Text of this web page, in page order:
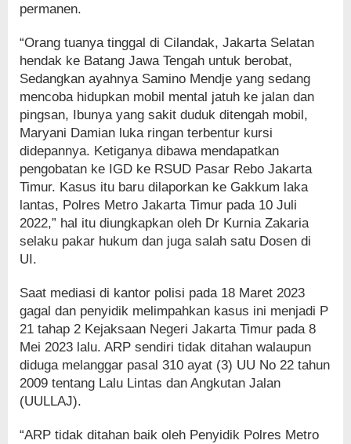
permanen.
“Orang tuanya tinggal di Cilandak, Jakarta Selatan
hendak ke Batang Jawa Tengah untuk berobat,
Sedangkan ayahnya Samino Mendje yang sedang
mencoba hidupkan mobil mental jatuh ke jalan dan
pingsan, Ibunya yang sakit duduk ditengah mobil,
Maryani Damian luka ringan terbentur kursi
didepannya. Ketiganya dibawa mendapatkan
pengobatan ke IGD ke RSUD Pasar Rebo Jakarta
Timur. Kasus itu baru dilaporkan ke Gakkum laka
lantas, Polres Metro Jakarta Timur pada 10 Juli
2022,” hal itu diungkapkan oleh Dr Kurnia Zakaria
selaku pakar hukum dan juga salah satu Dosen di
UI.
Saat mediasi di kantor polisi pada 18 Maret 2023
gagal dan penyidik melimpahkan kasus ini menjadi P
21 tahap 2 Kejaksaan Negeri Jakarta Timur pada 8
Mei 2023 lalu. ARP sendiri tidak ditahan walaupun
diduga melanggar pasal 310 ayat (3) UU No 22 tahun
2009 tentang Lalu Lintas dan Angkutan Jalan
(UULLAJ).
“ARP tidak ditahan baik oleh Penyidik Polres Metro